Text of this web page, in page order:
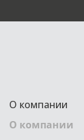
О компании
О компании